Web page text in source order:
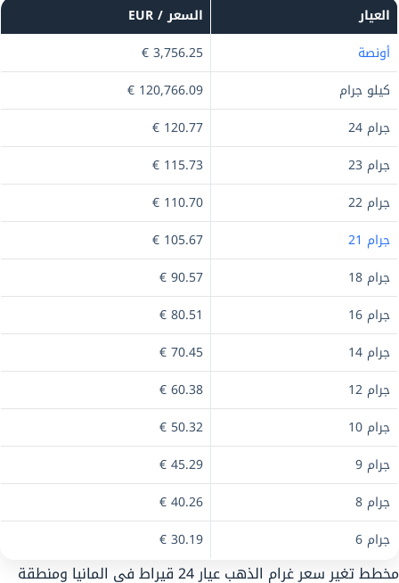
العيار
السعر / EUR
أونصة
3,756.25 €
كيلو جرام
120,766.09 €
جرام 24
120.77 €
جرام 23
115.73 €
جرام 22
110.70 €
جرام 21
105.67 €
جرام 18
90.57 €
جرام 16
80.51 €
جرام 14
70.45 €
جرام 12
60.38 €
جرام 10
50.32 €
جرام 9
45.29 €
جرام 8
40.26 €
جرام 6
30.19 €
مخطط تغير سعر غرام الذهب عيار 24 قيراط في المانيا ومنطقة